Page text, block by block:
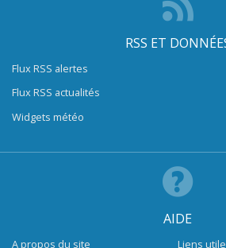
RSS ET
Flux RSS alertes
Flux RSS actualités
Widgets météo
AIDE
A propos du site Liens